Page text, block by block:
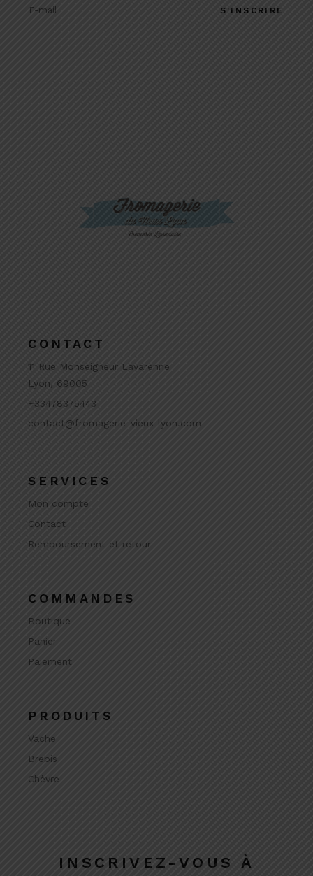
S'INSCRIRE
CONTACT
11 Rue Monseigneur Lavarenne
Lyon, 69005
+33478375443
contact@fromagerie-vieux-lyon.com
SERVICES
Mon compte
Contact
Remboursement et retour
COMMANDES
Boutique
Panier
Paiement
PRODUITS
Vache
Brebis
Chèvre
INSCRIVEZ-VOUS À